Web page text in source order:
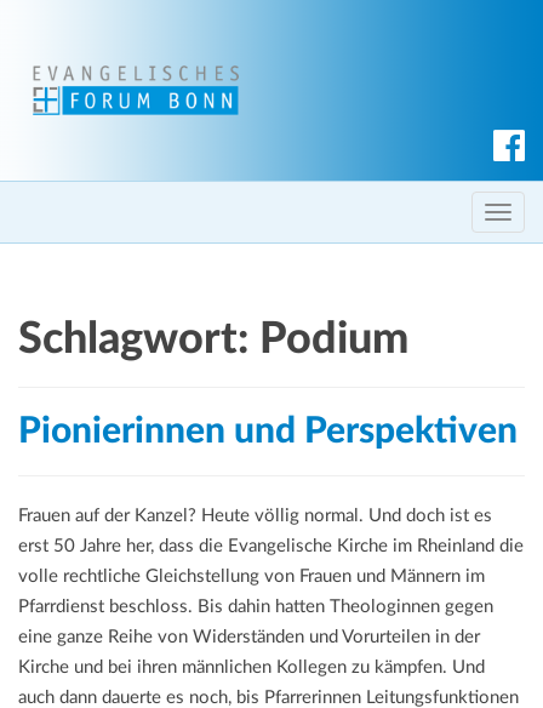
c
h T
o
a
a
Schlagwort: Podium
Pionierinnen und Perspektiven
Frauen auf der Kanzel? Heute völlig normal. Und doch ist es
erst 50 Jahre her, dass die Evangelische Kirche im Rheinland die
volle rechtliche Gleichstellung von Frauen und Männern im
Pfarrdienst beschloss. Bis dahin hatten Theologinnen gegen
eine ganze Reihe von Widerständen und Vorurteilen in der
Kirche und bei ihren männlichen Kollegen zu kämpfen. Und
auch dann dauerte es noch, bis Pfarrerinnen Leitungsfunktionen